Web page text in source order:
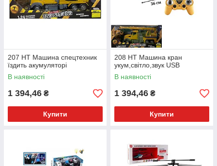
207 HT Машина спецтехник
їздить акумуляторі
В наявності
1 394,46 ₴
Купити
208 HT Машина кран
укум,світло,звук USB
В наявності
1 394,46 ₴
Купити